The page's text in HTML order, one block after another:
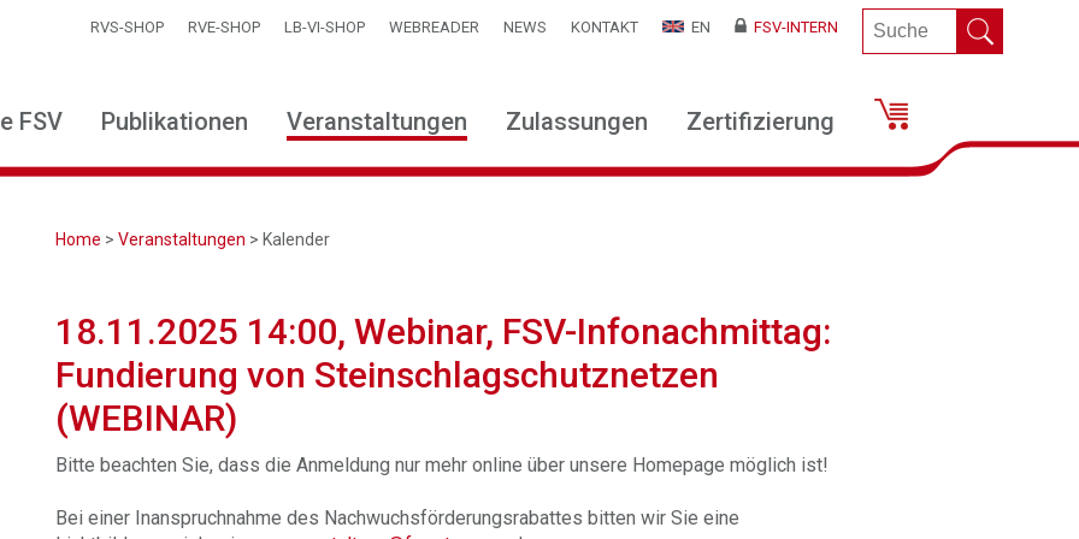
RVS-SHOP RVE-SHOP LB-VI-SHOP WEBREADER NEWS KONTAKT EN FSV-INTERN
FSV Publikationen Veranstaltungen Zulassungen Zertifizierung
Home >Veranstaltungen > Kalender
18.11.2025 14:00, Webinar, FSV-Infonachmittag:
Fundierung von Steinschlagschutznetzen
(WEBINAR)
Bitte beachten Sie, dass die Anmeldung nur mehr online über unsere Homepage möglich ist!
Bei einer Inanspruchnahme des Nachwuchsförderungsrabattes bitten wir Sie eine